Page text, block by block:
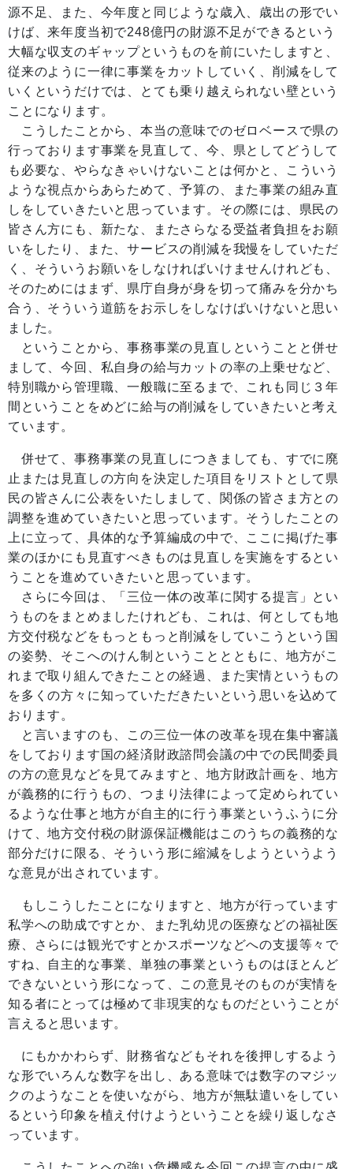
源不足、また、今年度と同じような歳入、歳出の形でい
けば、来年度当初で248億円の財源不足ができるという
大幅な収支のギャップというものを前にいたしますと、
従来のように一律に事業をカットしていく、削減をして
いくというだけでは、とても乗り越えられない壁という
ことになります。
こうしたことから、本当の意味でのゼロベースで県の
行っております事業を見直して、今、県としてどうして
も必要な、やらなきゃいけないことは何かと、こういう
ような視点からあらためて、予算の、また事業の組み直
しをしていきたいと思っています。その際には、県民の
皆さん方にも、新たな、またさらなる受益者負担をお願
いをしたり、また、サービスの削減を我慢をしていただ
く、そういうお願いをしなければいけませんけれども、
そのためにはまず、県庁自身が身を切って痛みを分かち
合う、そういう道筋をお示しをしなけばいけないと思い
ました。
ということから、事務事業の見直しということと併せ
まして、今回、私自身の給与カットの率の上乗せなど、
特別職から管理職、一般職に至るまで、これも同じ３年
間ということをめどに給与の削減をしていきたいと考え
ています。
併せて、事務事業の見直しにつきましても、すでに廃
止または見直しの方向を決定した項目をリストとして県
民の皆さんに公表をいたしまして、関係の皆さま方との
調整を進めていきたいと思っています。そうしたことの
上に立って、具体的な予算編成の中で、ここに掲げた事
業のほかにも見直すべきものは見直しを実施をするとい
うことを進めていきたいと思っています。
さらに今回は、「三位一体の改革に関する提言」とい
うものをまとめましたけれども、これは、何としても地
方交付税などをもっともっと削減をしていこうという国
の姿勢、そこへのけん制ということとともに、地方がこ
れまで取り組んできたことの経過、また実情というもの
を多くの方々に知っていただきたいという思いを込めて
おります。
と言いますのも、この三位一体の改革を現在集中審議
をしております国の経済財政諮問会議の中での民間委員
の方の意見などを見てみますと、地方財政計画を、地方
が義務的に行うもの、つまり法律によって定められてい
るような仕事と地方が自主的に行う事業というふうに分
けて、地方交付税の財源保証機能はこのうちの義務的な
部分だけに限る、そういう形に縮減をしようというよう
な意見が出されています。
もしこうしたことになりますと、地方が行っています
私学への助成ですとか、また乳幼児の医療などの福祉医
療、さらには観光ですとかスポーツなどへの支援等々で
すね、自主的な事業、単独の事業というものはほとんど
できないという形になって、この意見そのものが実情を
知る者にとっては極めて非現実的なものだということが
言えると思います。
にもかかわらず、財務省などもそれを後押しするよう
な形でいろんな数字を出し、ある意味では数字のマジッ
クのようなことを使いながら、地方が無駄遣いをしてい
るという印象を植え付けようということを繰り返しなさ
っています。